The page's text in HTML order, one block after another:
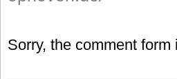
Sorry, the comment